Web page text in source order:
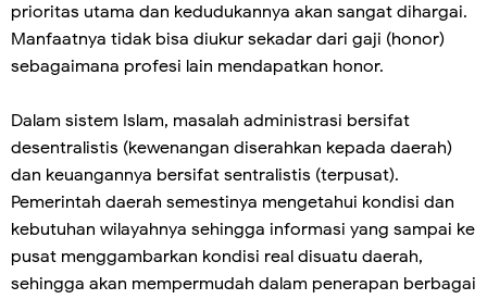
prioritas utama dan kedudukannya akan sangat dihargai.
Manfaatnya tidak bisa diukur sekadar dari gaji (honor)
sebagaimana profesi lain mendapatkan honor.
Dalam sistem Islam, masalah administrasi bersifat
desentralistis (kewenangan diserahkan kepada daerah)
dan keuangannya bersifat sentralistis (terpusat).
Pemerintah daerah semestinya mengetahui kondisi dan
kebutuhan wilayahnya sehingga informasi yang sampai ke
pusat menggambarkan kondisi real disuatu daerah,
sehingga akan mempermudah dalam penerapan berbagai